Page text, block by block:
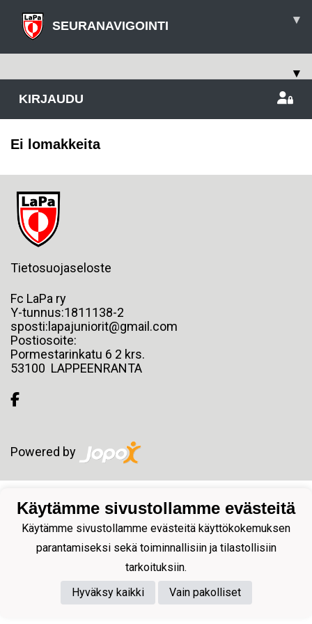
SEURANAVIGOINTI ▾
▾
KIRJAUDU
Ei lomakkeita
Tietosuojaseloste
Fc LaPa ry
Y-tunnus:1811138-2
sposti:lapajuniorit@gmail.com
Postiosoite:
Pormestarinkatu 6 2 krs.
53100 LAPPEENRANTA
Powered by
Käytämme sivustollamme evästeitä
Käytämme sivustollamme evästeitä käyttökokemuksen
parantamiseksi sekä toiminnallisiin ja tilastollisiin
tarkoituksiin.
Hyväksy kaikki
Vain pakolliset